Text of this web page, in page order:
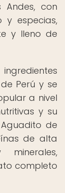
Andes, con
y especias,
y lleno de
Perú y se
a nivel
y su
de
de alta
completo